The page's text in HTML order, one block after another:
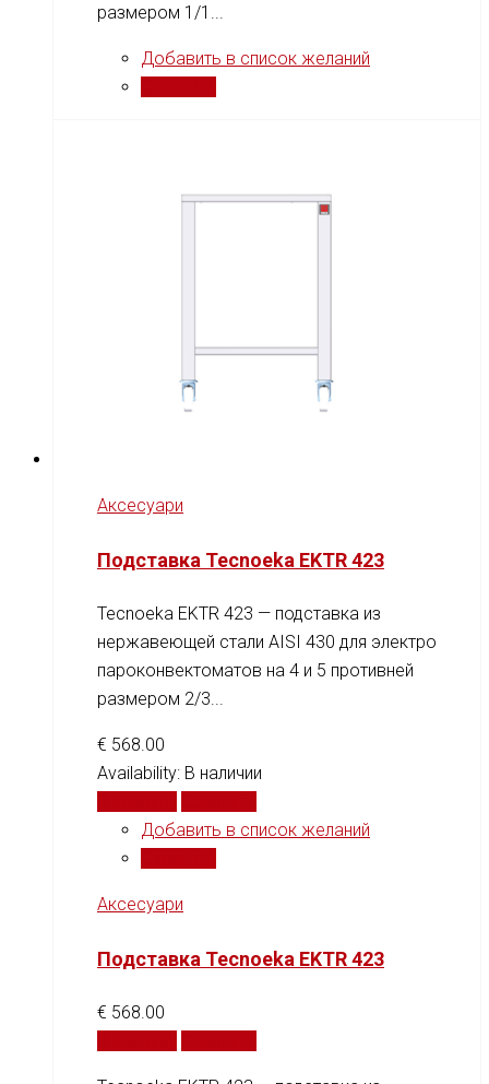
размером 1/1...
Добавить в список желаний
Аксесуари
Подставка Tecnoeka EKTR 423
Tecnoeka EKTR 423 — подставка из
нержавеющей стали AISI 430 для электро
пароконвектоматов на 4 и 5 противней
размером 2/3...
€ 568.00
Availability: В наличии
Добавить в список желаний
Аксесуари
Подставка Tecnoeka EKTR 423
€ 568.00